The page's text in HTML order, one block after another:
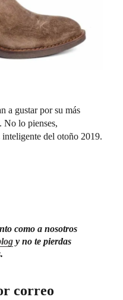
a gustar por su más
No lo pienses,
inteligente del otoño 2019.
como a nosotros
y no te pierdas
correo